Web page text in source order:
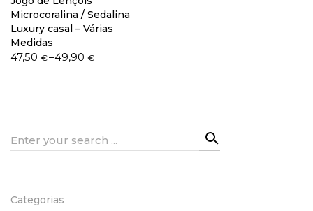
Livro de Reclamações
Microcoralina / Sedalina
Luxury casal – Várias
Medidas
47,50 €–49,90€
Price
Search
Categorias